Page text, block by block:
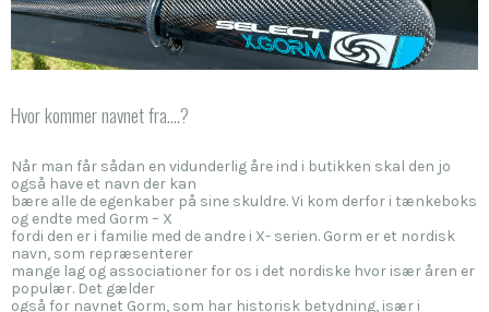
Hvor kommer navnet fra….?
Når man får sådan en vidunderlig åre ind i butikken skal den jo
også have et navn der kan
bære alle de egenkaber på sine skuldre. Vi kom derfor i tænkeboks
og endte med Gorm – X
fordi den er i familie med de andre i X- serien. Gorm er et nordisk
navn, som repræsenterer
mange lag og associationer for os i det nordiske hvor især åren er
populær. Det gælder
også for navnet Gorm, som har historisk betydning, især i